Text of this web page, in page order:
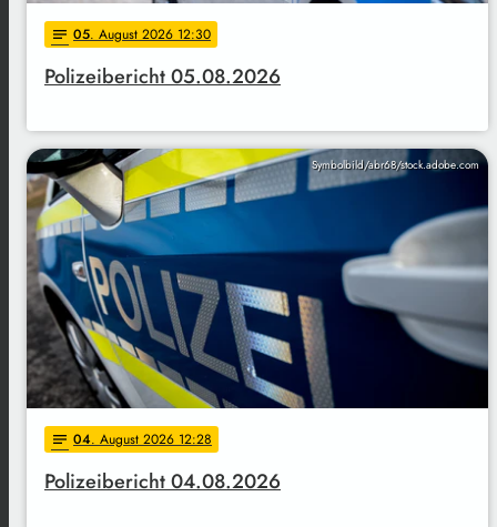
notes 05. August 2026 12:30
Polizeibericht 05.08.2026
Symbolbild/abr68/stock.adobe.com
notes 04. August 2026 12:28
Polizeibericht 04.08.2026